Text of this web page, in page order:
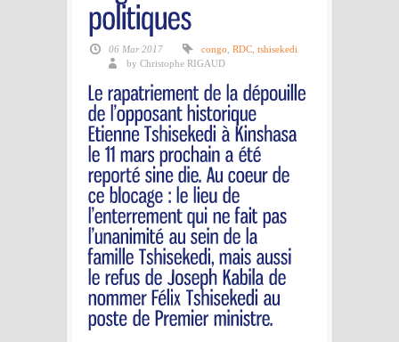
06 Mar 2017 congo RDC tshisekedi
by Christophe RIGAUD